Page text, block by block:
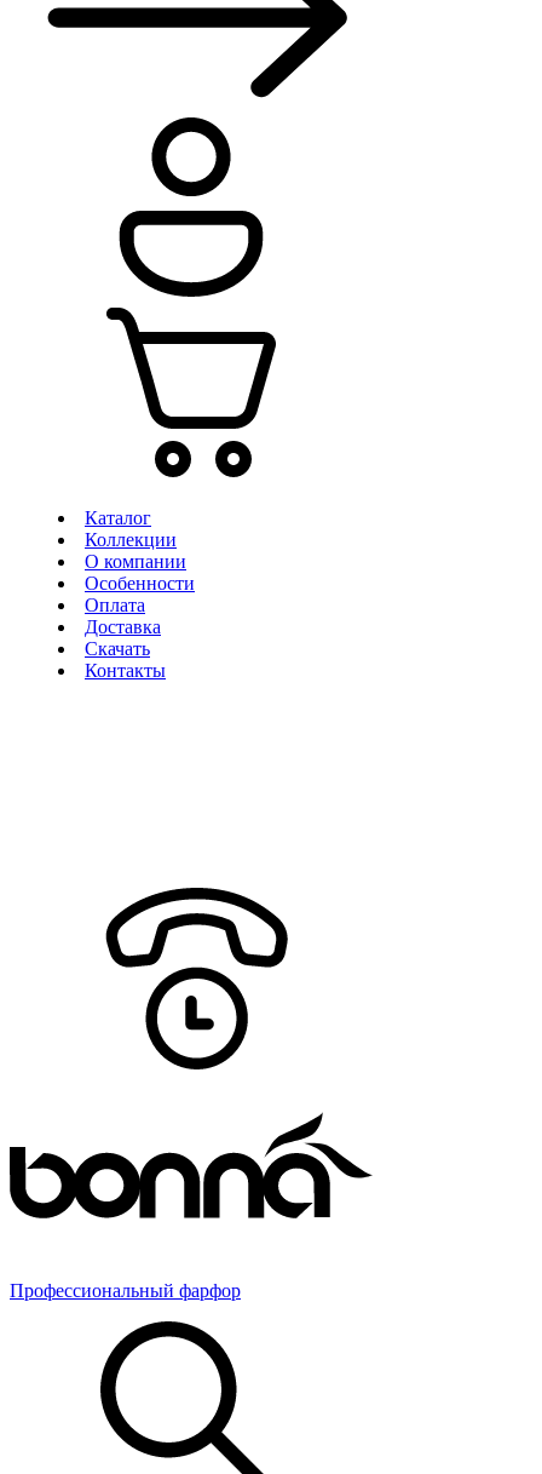
Каталог
Коллекции
О компании
Особенности
Оплата
Доставка
Скачать
Контакты
Профессиональный фарфор